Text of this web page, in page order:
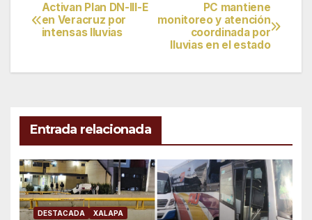
Navegación
de
entradas
PC mantiene
monitoreo y atención
coordinada por
lluvias en el estado
Activan Plan DN-III-E
en Veracruz por
intensas lluvias
Entrada relacionada
DESTACADA XALAPA